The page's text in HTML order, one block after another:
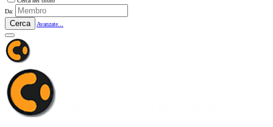
Da:
Cerca Avanzate...